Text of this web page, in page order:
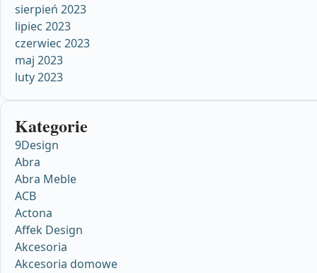
sierpień 2023
lipiec 2023
czerwiec 2023
maj 2023
luty 2023
Kategorie
9Design
Abra
Abra Meble
ACB
Actona
Affek Design
Akcesoria
Akcesoria domowe